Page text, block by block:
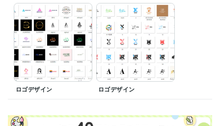
ロゴデザイン ロゴデザイン